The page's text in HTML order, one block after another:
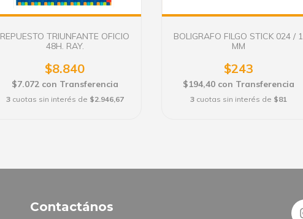
REPUESTO TRIUNFANTE OFICIO
48H. RAY.
$8.840
$7.072 con Transferencia
3 cuotas sin interés de $2.946,67
BOLIGRAFO FILGO STICK 024 / 1
MM
$243
$194,40 con Transferencia
3 cuotas sin interés de $81
Contactános